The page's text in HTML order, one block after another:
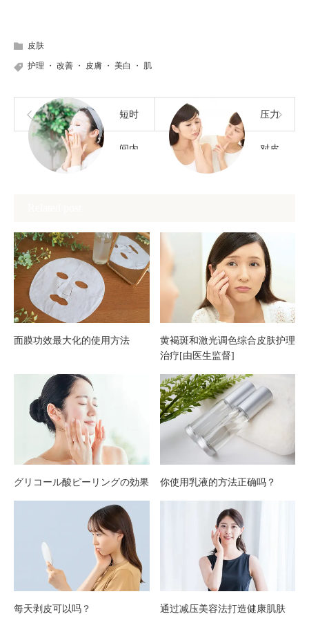
皮肤
护理 ・ 改善 ・ 皮膚 ・ 美白 ・ 肌
短时
间内
中护
肤秘
诀
版】
压力
对皮
及其
对策
面膜功效最大化的使用方法
黄褐斑和激光调色综合皮肤护理
治疗[由医生监督]
グリコール酸ピーリングの効果 你使用乳液的方法正确吗？
每天剥皮可以吗？ 通过减压美容法打造健康肌肤